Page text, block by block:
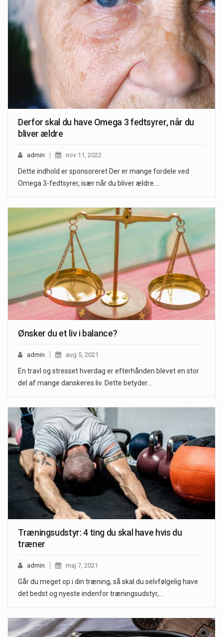
Derfor skal du have Omega 3 fedtsyrer, når du
bliver ældre
admin nov 11, 2022
Dette indhold er sponsoreret Der er mange fordele ved
Omega 3-fedtsyrer, især når du bliver ældre.…
Ønsker du et liv i balance?
admin aug 5, 2021
En travl og stresset hverdag er efterhånden blevet en stor
del af mange danskeres liv. Dette betyder…
Træningsudstyr: 4 ting du skal have hvis du
træner
admin maj 7, 2021
Går du meget op i din træning, så skal du selvfølgelig have
det bedst og nyeste indenfor træningsudstyr,…